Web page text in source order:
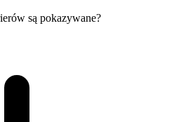
są pokazywane?